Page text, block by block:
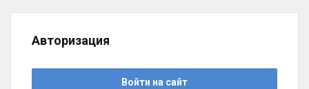
Авторизация
Войти на сайт